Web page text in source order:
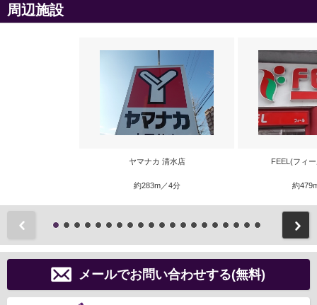
周辺施設
ヤマナカ 清水店
約283m／4分
FEEL(フィ
約
メールでお問い合わせする(無料)